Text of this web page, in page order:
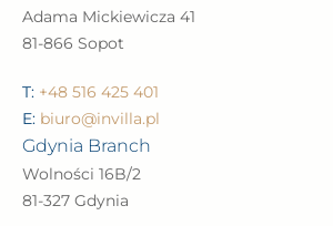
Adama Mickiewicza 41
81-866 Sopot
T: +48 516 425 401
E: biuro@invilla.pl
Gdynia Branch
Wolności 16B/2
81-327 Gdynia